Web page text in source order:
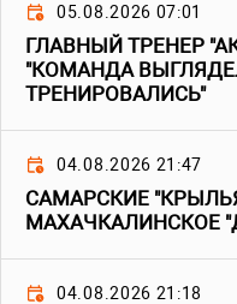
05.08.2026 07:01
ГЛАВНЫЙ ТРЕНЕР
"КОМАНДА
ТРЕНИРОВАЛИСЬ"
04.08.2026 21:47
САМАРСКИЕ
МАХАЧКАЛИНСКОЕ
04.08.2026 21:18